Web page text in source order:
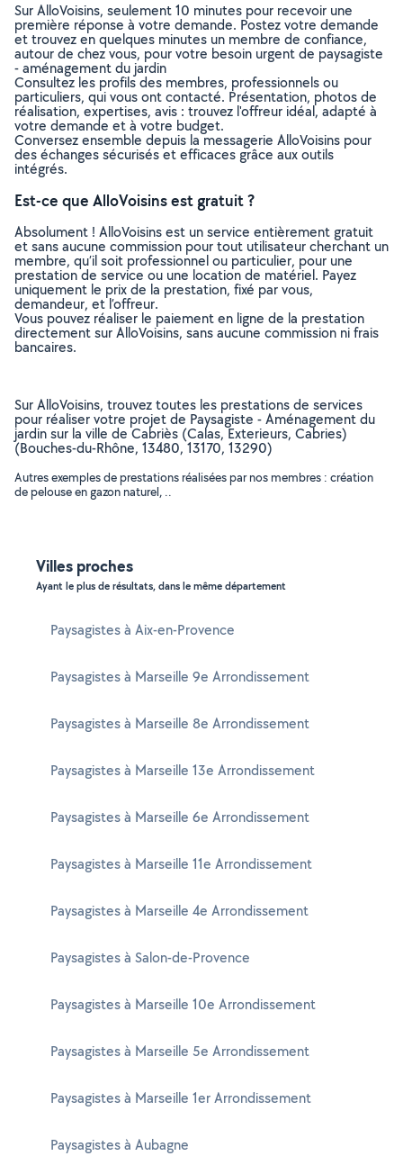
Sur AlloVoisins, seulement 10 minutes pour recevoir une
première réponse à votre demande. Postez votre demande
et trouvez en quelques minutes un membre de confiance,
autour de chez vous, pour votre besoin urgent de paysagiste
- aménagement du jardin
Consultez les profils des membres, professionnels ou
particuliers, qui vous ont contacté. Présentation, photos de
réalisation, expertises, avis : trouvez l'offreur idéal, adapté à
votre demande et à votre budget.
Conversez ensemble depuis la messagerie AlloVoisins pour
des échanges sécurisés et efficaces grâce aux outils
intégrés.
Est-ce que AlloVoisins est gratuit ?
Absolument ! AlloVoisins est un service entièrement gratuit
et sans aucune commission pour tout utilisateur cherchant un
membre, qu’il soit professionnel ou particulier, pour une
prestation de service ou une location de matériel. Payez
uniquement le prix de la prestation, fixé par vous,
demandeur, et l’offreur.
Vous pouvez réaliser le paiement en ligne de la prestation
directement sur AlloVoisins, sans aucune commission ni frais
bancaires.
Sur AlloVoisins, trouvez toutes les prestations de services
pour réaliser votre projet de Paysagiste - Aménagement du
jardin sur la ville de Cabriès (Calas, Exterieurs, Cabries)
(Bouches-du-Rhône, 13480, 13170, 13290)
Autres exemples de prestations réalisées par nos membres : création
de pelouse en gazon naturel, ..
Villes proches
Ayant le plus de résultats, dans le même département
Paysagistes à Aix-en-Provence
Paysagistes à Marseille 9e Arrondissement
Paysagistes à Marseille 8e Arrondissement
Paysagistes à Marseille 13e Arrondissement
Paysagistes à Marseille 6e Arrondissement
Paysagistes à Marseille 11e Arrondissement
Paysagistes à Marseille 4e Arrondissement
Paysagistes à Salon-de-Provence
Paysagistes à Marseille 10e Arrondissement
Paysagistes à Marseille 5e Arrondissement
Paysagistes à Marseille 1er Arrondissement
Paysagistes à Aubagne